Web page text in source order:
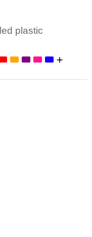
plastic